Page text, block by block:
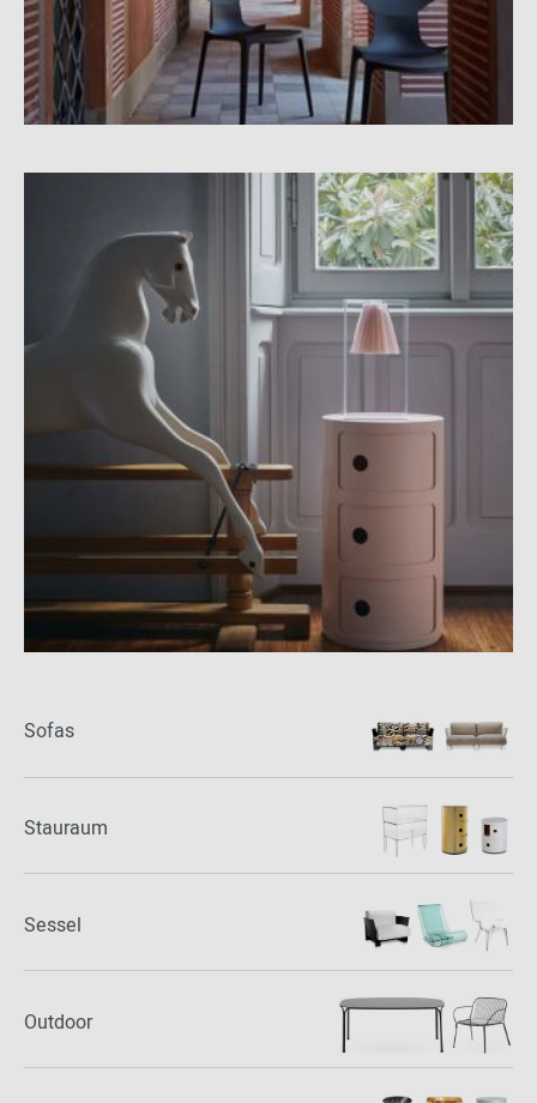
Sofas
Stauraum
Sessel
Outdoor